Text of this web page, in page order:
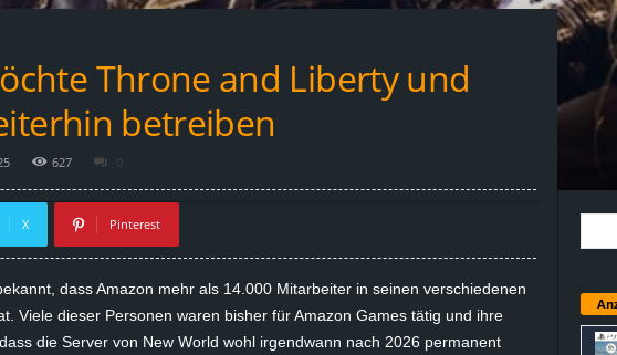
Throne and Liberty und
betreiben
627 0
X Pinterest
dass Amazon mehr als 14.000 Mitarbeiter in seinen verschiedenen
Viele dieser Personen waren bisher für Amazon Games tätig und ihre
die Server von New World wohl irgendwann nach 2026 permanent